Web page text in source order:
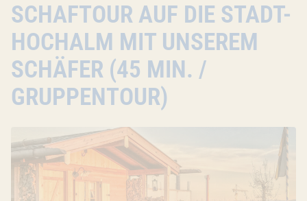
SCHAFTOUR AUF DIE STADT-
HOCHALM MIT UNSEREM
SCHÄFER (45 MIN. /
GRUPPENTOUR)